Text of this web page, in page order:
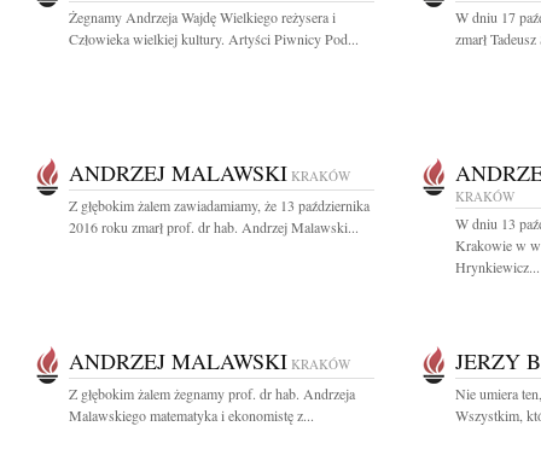
Żegnamy Andrzeja Wajdę Wielkiego reżysera i
Człowieka wielkiej kultury. Artyści Piwnicy Pod...
W dniu 17
zmarł
ANDRZEJ MALAWSKI KRAKÓW
Z głębokim żalem zawiadamiamy, że 13 października
2016 roku zmarł prof. dr hab. Andrzej Malawski...
KRAKÓW
W dniu 13
Krakowie w
Hrynkiewicz...
ANDRZEJ MALAWSKI KRAKÓW
Z głębokim żalem żegnamy prof. dr hab. Andrzeja
Malawskiego matematyka i ekonomistę z...
JERZY
Nie umiera
Wszystkim,